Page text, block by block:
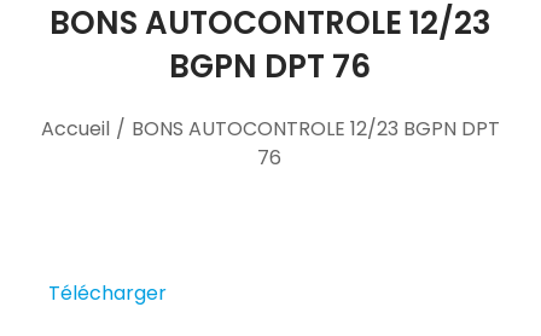
BONS AUTOCONTROLE 12/23
BGPN DPT 76
Accueil / BONS AUTOCONTROLE 12/23 BGPN DPT
76
Télécharger